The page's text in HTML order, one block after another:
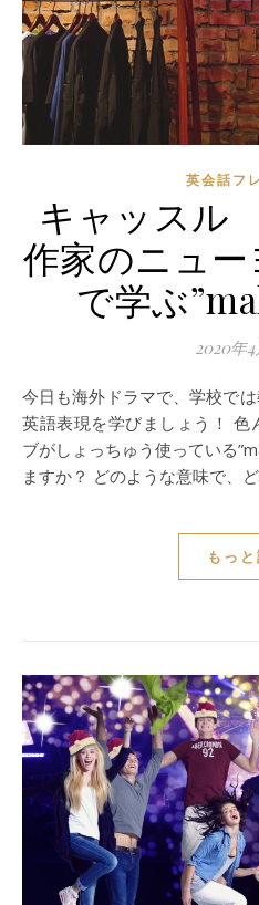
英会話フ
キャッスル
作家のニュ
で学ぶ
2020年4
今日も海外ドラマで、学校では教えてくれないナチュラルな
英語表現を学びましょう！ 色
ブがしょっちゅう使っている
ますか？ どのような意味で、
もっ